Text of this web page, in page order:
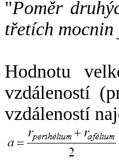
"Poměr
třetích
Hodnotu
vzdáleností
vzdáleností